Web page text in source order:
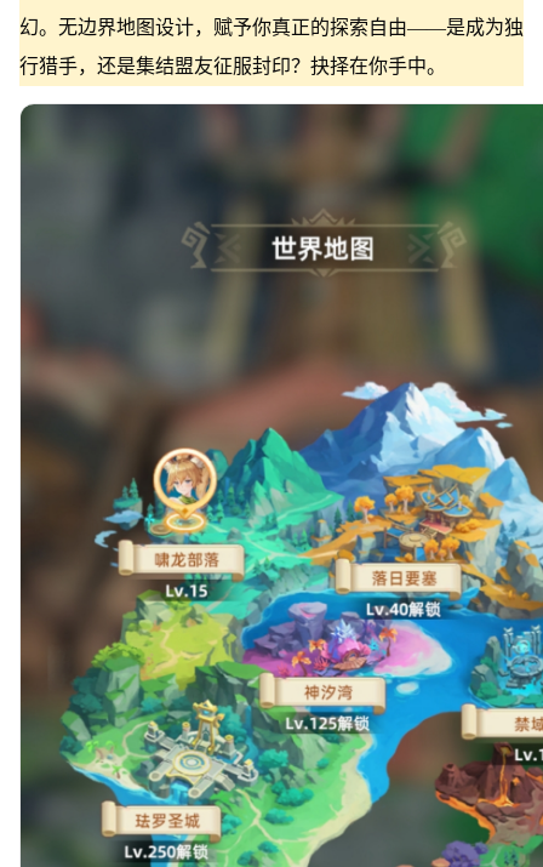
幻。无边界地图设计，赋予你真正的探索自由——是成为独
行猎手，还是集结盟友征服封印？抉择在你手中。